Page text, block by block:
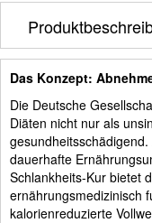
Das Konzept:
Die Deutsche
Diäten nicht nur als
dauerhafte
Schlankheits-Kur bietet
ernährungsmedizinisch
kalorienreduzierte